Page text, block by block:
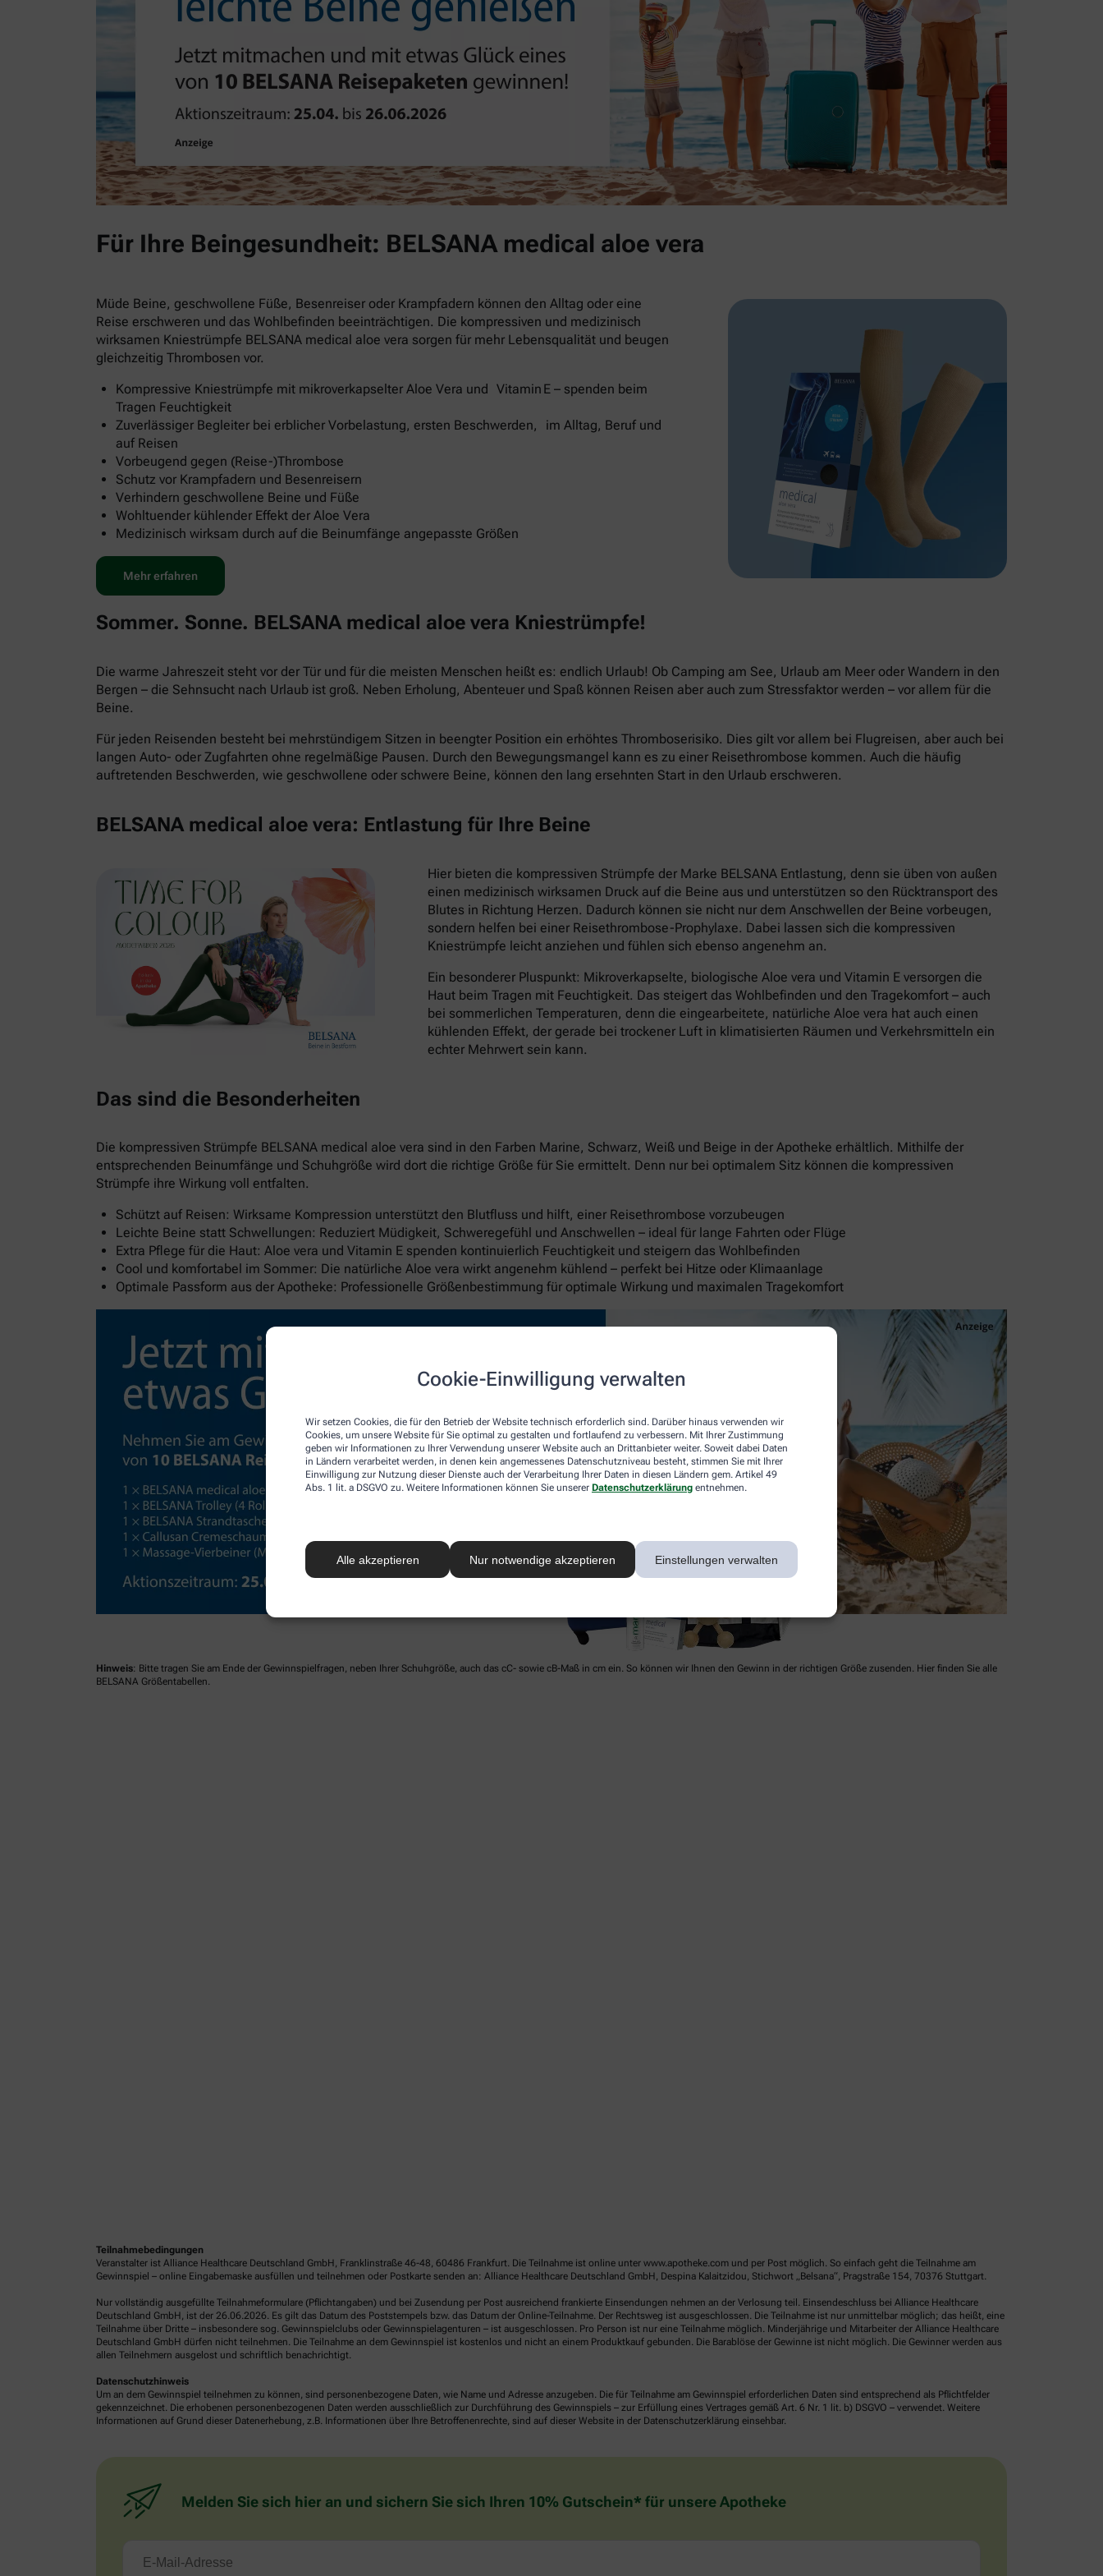
Cookie-Einwilligung verwalten
Wir setzen Cookies, die für den Betrieb der Website technisch erforderlich sind. Darüber hinaus verwenden wir
Cookies, um unsere Website für Sie optimal zu gestalten und fortlaufend zu verbessern. Mit Ihrer Zustimmung
geben wir Informationen zu Ihrer Verwendung unserer Website auch an Drittanbieter weiter. Soweit dabei Daten
in Ländern verarbeitet werden, in denen kein angemessenes Datenschutzniveau besteht, stimmen Sie mit Ihrer
Einwilligung zur Nutzung dieser Dienste auch der Verarbeitung Ihrer Daten in diesen Ländern gem. Artikel 49
Abs. 1 lit. a DSGVO zu. Weitere Informationen können Sie unserer Datenschutzerklärung entnehmen.
Alle akzeptieren Nur notwendige akzeptieren Einstellungen verwalten
Für Ihre Beingesundheit: BELSANA medical aloe vera
Müde Beine, geschwollene Füße, Besenreiser oder Krampfadern können den Alltag oder eine
Reise erschweren und das Wohlbefinden beeinträchtigen. Die kompressiven und medizinisch
wirksamen Kniestrümpfe BELSANA medical aloe vera sorgen für mehr Lebensqualität und beugen
gleichzeitig Thrombosen vor.
Kompressive Kniestrümpfe mit mikroverkapselter Aloe Vera und Vitamin E – spenden beim
Tragen Feuchtigkeit
Zuverlässiger Begleiter bei erblicher Vorbelastung, ersten Beschwerden, im Alltag, Beruf und
auf Reisen
Vorbeugend gegen (Reise-)Thrombose
Schutz vor Krampfadern und Besenreisern
Verhindern geschwollene Beine und Füße
Wohltuender kühlender Effekt der Aloe Vera
Medizinisch wirksam durch auf die Beinumfänge angepasste Größen
Mehr erfahren
Sommer. Sonne. BELSANA medical aloe vera Kniestrümpfe!
Die warme Jahreszeit steht vor der Tür und für die meisten Menschen heißt es: endlich Urlaub! Ob Camping am See, Urlaub am Meer oder Wandern in den
Bergen – die Sehnsucht nach Urlaub ist groß. Neben Erholung, Abenteuer und Spaß können Reisen aber auch zum Stressfaktor werden – vor allem für die
Beine.
Für jeden Reisenden besteht bei mehrstündigem Sitzen in beengter Position ein erhöhtes Thromboserisiko. Dies gilt vor allem bei Flugreisen, aber auch bei
langen Auto- oder Zugfahrten ohne regelmäßige Pausen. Durch den Bewegungsmangel kann es zu einer Reisethrombose kommen. Auch die häufig
auftretenden Beschwerden, wie geschwollene oder schwere Beine, können den lang ersehnten Start in den Urlaub erschweren.
BELSANA medical aloe vera: Entlastung für Ihre Beine
Hier bieten die kompressiven Strümpfe der Marke BELSANA Entlastung, denn sie üben von außen
einen medizinisch wirksamen Druck auf die Beine aus und unterstützen so den Rücktransport des
Blutes in Richtung Herzen. Dadurch können sie nicht nur dem Anschwellen der Beine vorbeugen,
sondern helfen bei einer Reisethrombose-Prophylaxe. Dabei lassen sich die kompressiven
Kniestrümpfe leicht anziehen und fühlen sich ebenso angenehm an.
Ein besonderer Pluspunkt: Mikroverkapselte, biologische Aloe vera und Vitamin E versorgen die
Haut beim Tragen mit Feuchtigkeit. Das steigert das Wohlbefinden und den Tragekomfort – auch
bei sommerlichen Temperaturen, denn die eingearbeitete, natürliche Aloe vera hat auch einen
kühlenden Effekt, der gerade bei trockener Luft in klimatisierten Räumen und Verkehrsmitteln ein
echter Mehrwert sein kann.
Das sind die Besonderheiten
Die kompressiven Strümpfe BELSANA medical aloe vera sind in den Farben Marine, Schwarz, Weiß und Beige in der Apotheke erhältlich. Mithilfe der
entsprechenden Beinumfänge und Schuhgröße wird dort die richtige Größe für Sie ermittelt. Denn nur bei optimalem Sitz können die kompressiven
Strümpfe ihre Wirkung voll entfalten.
Schützt auf Reisen: Wirksame Kompression unterstützt den Blutfluss und hilft, einer Reisethrombose vorzubeugen
Leichte Beine statt Schwellungen: Reduziert Müdigkeit, Schweregefühl und Anschwellen – ideal für lange Fahrten oder Flüge
Extra Pflege für die Haut: Aloe vera und Vitamin E spenden kontinuierlich Feuchtigkeit und steigern das Wohlbefinden
Cool und komfortabel im Sommer: Die natürliche Aloe vera wirkt angenehm kühlend – perfekt bei Hitze oder Klimaanlage
Optimale Passform aus der Apotheke: Professionelle Größenbestimmung für optimale Wirkung und maximalen Tragekomfort
Hinweis: Bitte tragen Sie am Ende der Gewinnspielfragen, neben Ihrer Schuhgröße, auch das cC- sowie cB-Maß in cm ein. So können wir Ihnen den Gewinn in der richtigen Größe zusenden. Hier finden Sie alle
BELSANA Größentabellen.
Teilnahmebedingungen
Veranstalter ist Alliance Healthcare Deutschland GmbH, Franklinstraße 46-48, 60486 Frankfurt. Die Teilnahme ist online unter www.apotheke.com und per Post möglich. So einfach geht die Teilnahme am
Gewinnspiel – online Eingabemaske ausfüllen und teilnehmen oder Postkarte senden an: Alliance Healthcare Deutschland GmbH, Despina Kalaitzidou, Stichwort „Belsana“, Pragstraße 154, 70376 Stuttgart.
Nur vollständig ausgefüllte Teilnahmeformulare (Pflichtangaben) und bei Zusendung per Post ausreichend frankierte Einsendungen nehmen an der Verlosung teil. Einsendeschluss bei Alliance Healthcare
Deutschland GmbH, ist der 26.06.2026. Es gilt das Datum des Poststempels bzw. das Datum der Online-Teilnahme. Der Rechtsweg ist ausgeschlossen. Die Teilnahme ist nur unmittelbar möglich; das heißt, eine
Teilnahme über Dritte – insbesondere sog. Gewinnspielclubs oder Gewinnspielagenturen – ist ausgeschlossen. Pro Person ist nur eine Teilnahme möglich. Minderjährige und Mitarbeiter der Alliance Healthcare
Deutschland GmbH dürfen nicht teilnehmen. Die Teilnahme an dem Gewinnspiel ist kostenlos und nicht an einem Produktkauf gebunden. Die Barablöse der Gewinne ist nicht möglich. Die Gewinner werden aus
allen Teilnehmern ausgelost und schriftlich benachrichtigt.
Datenschutzhinweis
Um an dem Gewinnspiel teilnehmen zu können, sind personenbezogene Daten, wie Name und Adresse anzugeben. Die für Teilnahme am Gewinnspiel erforderlichen Daten sind entsprechend als Pflichtfelder
gekennzeichnet. Die erhobenen personenbezogenen Daten werden ausschließlich zur Durchführung des Gewinnspiels – zur Erfüllung eines Vertrages gemäß Art. 6 Nr. 1 lit. b) DSGVO – verwendet. Weitere
Informationen auf Grund dieser Datenerhebung, z.B. Informationen über Ihre Betroffenenrechte, sind auf dieser Website in der Datenschutzerklärung einsehbar.
Melden Sie sich hier an und sichern Sie sich Ihren 10% Gutschein* für unsere Apotheke